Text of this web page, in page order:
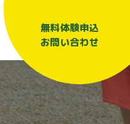
無料体験申込
お問い合わせ